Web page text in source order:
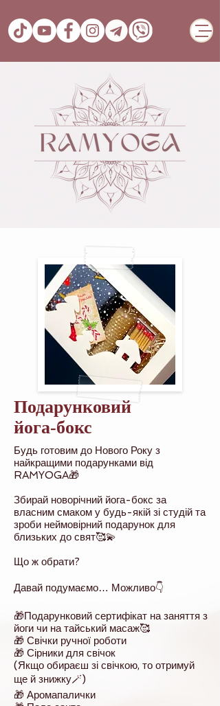
Подарунковий
йога-бокс
Будь готовим до Нового Року з
найкращими подарунками від
RAMYOGA🎁
Збирай новорічний йога-бокс за
власним смаком у будь-якій зі студій та
зроби неймовірний подарунок для
близьких до свят🥰💫
Що ж обрати?
Давай подумаємо… Можливо👇
🎁Подарунковий сертифікат на заняття з
йоги чи на тайський масаж🥰
🎁 Свічки ручної роботи
🎁 Сірники для свічок
(Якщо обираєш зі свічкою, то отримуй
ще й знижку🪄)
🎁 Аромапалички